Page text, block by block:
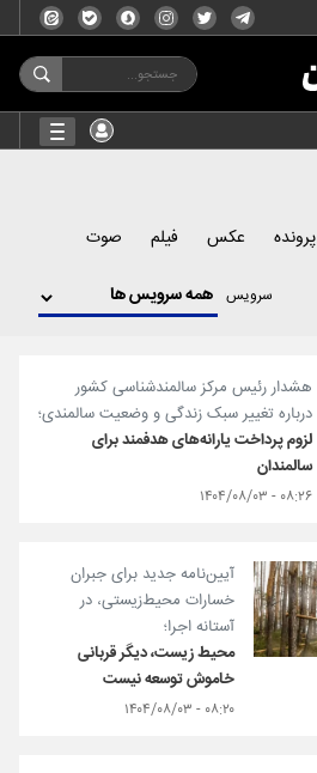
پرونده عکس فیلم صوت
سرویس
هشدار رئیس مرکز سالمندشناسی کشور
درباره تغییر سبک زندگی و وضعیت سالمندی؛
لزوم پرداخت یارانه‌های هدفمند برای
سالمندان
۰۸:۲۶ - ۱۴۰۴/۰۸/۰۳
آیین‌نامه جدید برای جبران
خسارات محیط‌زیستی، در
آستانه اجرا؛
محیط‌ زیست، دیگر قربانی
خاموش توسعه نیست
۰۸:۲۰ - ۱۴۰۴/۰۸/۰۳